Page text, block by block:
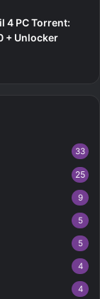
4 PC Torrent:
+ Unlocker
33
25
9
5
5
4
4